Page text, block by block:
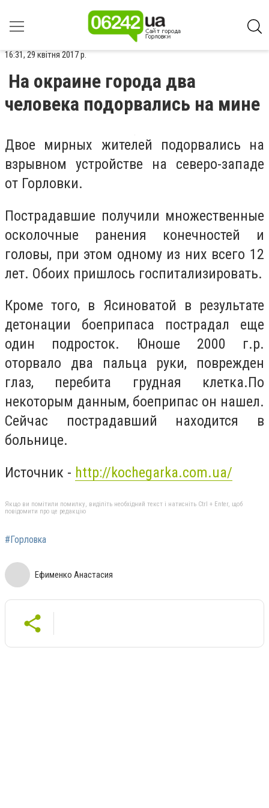
16:31, 29 квітня 2017 р.
На окраине города два
человека подорвались на мине
Двое мирных жителей подорвались на
взрывном устройстве на северо-западе
от Горловки.
Пострадавшие получили множественные
осколочные ранения конечностей и
головы, при этом одному из них всего 12
лет. Обоих пришлось госпитализировать.
Кроме того, в Ясиноватой в результате
детонации боеприпаса пострадал еще
один подросток. Юноше 2000 г.р.
оторвало два пальца руки, поврежден
глаз, перебита грудная клетка.По
некоторым данным, боеприпас он нашел.
Сейчас пострадавший находится в
больнице.
Источник - http://kochegarka.com.ua/
Якщо ви помітили помилку, виділіть необхідний текст і натисніть Ctrl + Enter, щоб
повідомити про це редакцію
#Горловка
Ефименко Анастасия